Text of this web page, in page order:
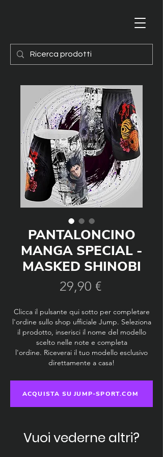
PANTALONCINO
MANGA SPECIAL -
MASKED SHINOBI
29,90 €Prezzo
Clicca il pulsante qui sotto per completare
l'ordine sullo shop ufficiale Jump. Seleziona
il prodotto, inserisci il nome del modello
scelto nelle note e completa
l'ordine. Riceverai il tuo modello esclusivo
direttamente a casa!
ACQUISTA SU JUMP-SPORT.COM
Vuoi vederne altri?